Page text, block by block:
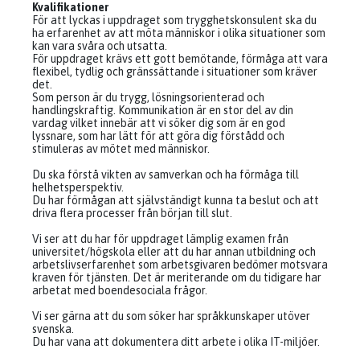
Kvalifikationer
För att lyckas i uppdraget som trygghetskonsulent ska du
ha erfarenhet av att möta människor i olika situationer som
kan vara svåra och utsatta.
För uppdraget krävs ett gott bemötande, förmåga att vara
flexibel, tydlig och gränssättande i situationer som kräver
det.
Som person är du trygg, lösningsorienterad och
handlingskraftig. Kommunikation är en stor del av din
vardag vilket innebär att vi söker dig som är en god
lyssnare, som har lätt för att göra dig förstådd och
stimuleras av mötet med människor.
Du ska förstå vikten av samverkan och ha förmåga till
helhetsperspektiv.
Du har förmågan att självständigt kunna ta beslut och att
driva flera processer från början till slut.
Vi ser att du har för uppdraget lämplig examen från
universitet/högskola eller att du har annan utbildning och
arbetslivserfarenhet som arbetsgivaren bedömer motsvara
kraven för tjänsten. Det är meriterande om du tidigare har
arbetat med boendesociala frågor.
Vi ser gärna att du som söker har språkkunskaper utöver
svenska.
Du har vana att dokumentera ditt arbete i olika IT-miljöer.